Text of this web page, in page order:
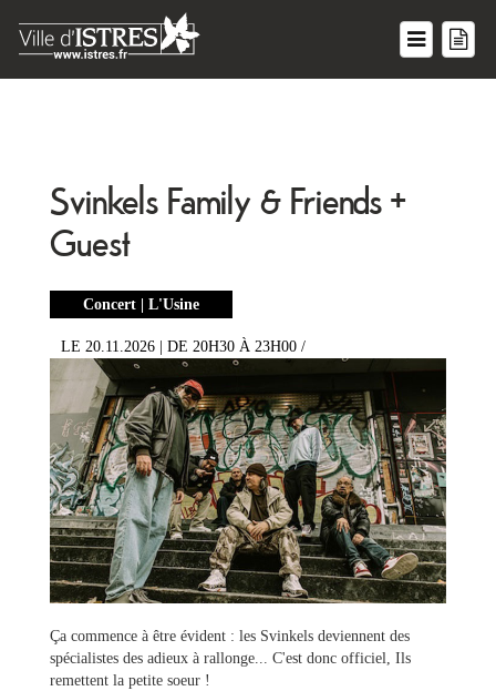
Svinkels Family & Friends +
Guest
Concert | L'Usine
LE 20.11.2026 | DE 20H30 À 23H00 /
Ça commence à être évident : les Svinkels deviennent des
spécialistes des adieux à rallonge... C'est donc officiel, Ils
remettent la petite soeur !